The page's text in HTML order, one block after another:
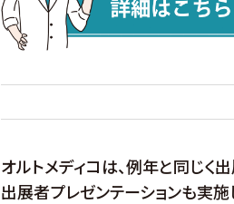
オルトメディコは、例年と同じく出
出展者プレゼンテーションも実施